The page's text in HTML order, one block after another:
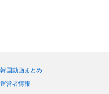
韓国動画まとめ
運営者情報